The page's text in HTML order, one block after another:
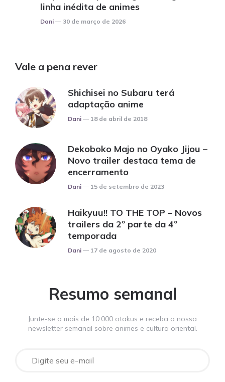
linha inédita de animes
Posted
Dani 30 de março de 2026
Vale a pena rever
Shichisei no Subaru terá
adaptação anime
Posted
Dani 18 de abril de 2018
Dekoboko Majo no Oyako Jijou –
Novo trailer destaca tema de
encerramento
Posted
Dani 15 de setembro de 2023
Haikyuu!! TO THE TOP – Novos
trailers da 2º parte da 4º
temporada
Posted
Dani 17 de agosto de 2020
Resumo semanal
Junte-se a mais de 10.000 otakus e receba a nossa
newsletter semanal sobre animes e cultura oriental.